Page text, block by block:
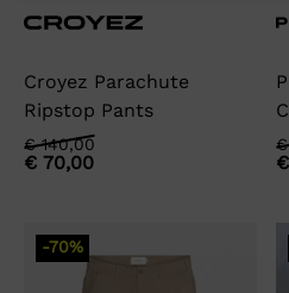
Croyez Parachute
Ripstop Pants
€140,00
Oorspronkelijke
prijs
€ 70,00
Huidige
prijs
€
€
-70%